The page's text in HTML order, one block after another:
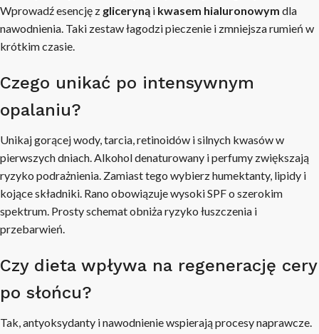
Wprowadź esencję z gliceryną i kwasem hialuronowym dla
nawodnienia. Taki zestaw łagodzi pieczenie i zmniejsza rumień w
krótkim czasie.
Czego unikać po intensywnym
opalaniu?
Unikaj gorącej wody, tarcia, retinoidów i silnych kwasów w
pierwszych dniach. Alkohol denaturowany i perfumy zwiększają
ryzyko podrażnienia. Zamiast tego wybierz humektanty, lipidy i
kojące składniki. Rano obowiązuje wysoki SPF o szerokim
spektrum. Prosty schemat obniża ryzyko łuszczenia i
przebarwień.
Czy dieta wpływa na regenerację cery
po słońcu?
Tak, antyoksydanty i nawodnienie wspierają procesy naprawcze.